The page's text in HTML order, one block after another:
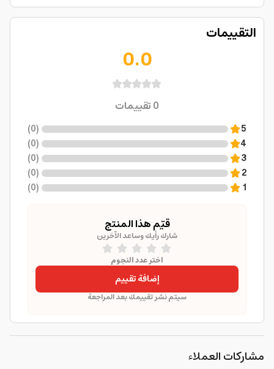
التقييمات
0.0
0تقييمات
5
(
0
)
4
(
0
)
3
(
0
)
2
(
0
)
1
(
0
)
قيّم هذا المنتج
شارك رأيك وساعد الآخرين
اختر عدد النجوم
إضافة تقييم
سيتم نشر تقييمك بعد المراجعة
مشاركات العملاء